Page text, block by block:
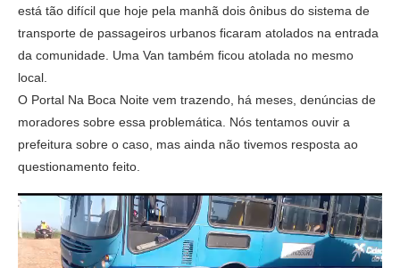
está tão difícil que hoje pela manhã dois ônibus do sistema de
transporte de passageiros urbanos ficaram atolados na entrada
da comunidade. Uma Van também ficou atolada no mesmo
local.
O Portal Na Boca Noite vem trazendo, há meses, denúncias de
moradores sobre essa problemática. Nós tentamos ouvir a
prefeitura sobre o caso, mas ainda não tivemos resposta ao
questionamento feito.
Tocador
de
vídeo